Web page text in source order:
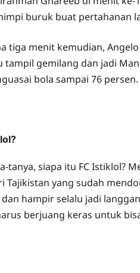
buruk buat pertahanan
tiga menit kemudian,
tampil gemilang dan jadi
bola sampai 76
tanya, siapa itu FC Istiklol?
Tajikistan yang sudah
hampir selalu jadi
berjuang keras untuk